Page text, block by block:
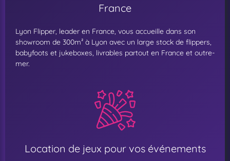
France
Lyon Flipper, leader en France, vous accueille dans son
showroom de 300m² à Lyon avec un large stock de flippers,
babyfoots et jukeboxes, livrables partout en France et outre-
mer.
Location de jeux pour vos événements